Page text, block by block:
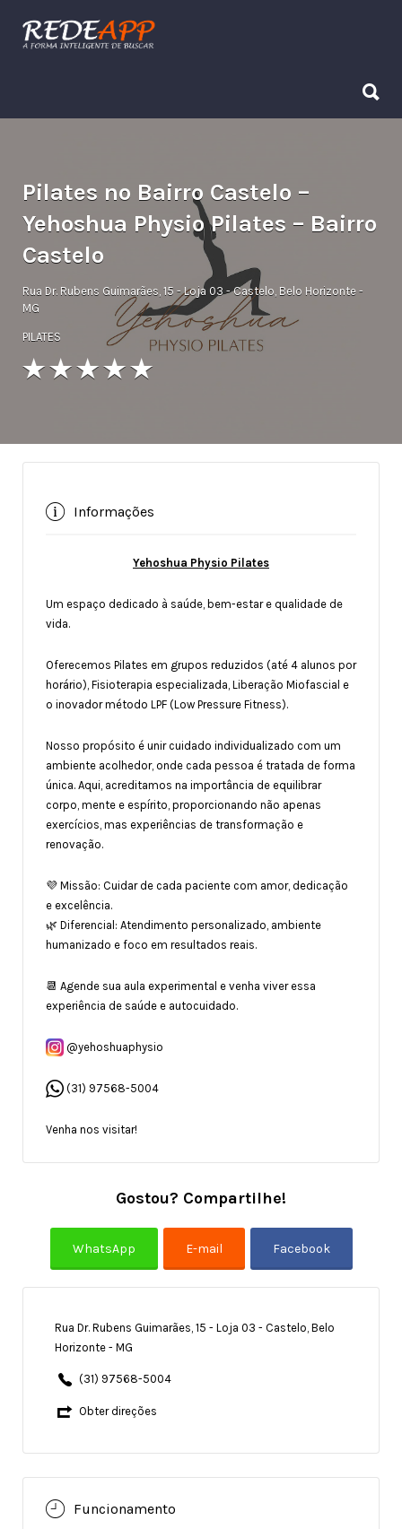
Procurar:
Pilates no Bairro Castelo –
Yehoshua Physio Pilates – Bairro
Castelo
Rua Dr. Rubens Guimarães, 15 - Loja 03 - Castelo, Belo Horizonte -
MG
PILATES
Informações
Yehoshua Physio Pilates
Um espaço dedicado à saúde, bem-estar e qualidade de
vida.
Oferecemos Pilates em grupos reduzidos (até 4 alunos por
horário), Fisioterapia especializada, Liberação Miofascial e
o inovador método LPF (Low Pressure Fitness).
Nosso propósito é unir cuidado individualizado com um
ambiente acolhedor, onde cada pessoa é tratada de forma
única. Aqui, acreditamos na importância de equilibrar
corpo, mente e espírito, proporcionando não apenas
exercícios, mas experiências de transformação e
renovação.
💜 Missão: Cuidar de cada paciente com amor, dedicação
e excelência.
🌿 Diferencial: Atendimento personalizado, ambiente
humanizado e foco em resultados reais.
📆 Agende sua aula experimental e venha viver essa
experiência de saúde e autocuidado.
@yehoshuaphysio
(31) 97568-5004
Venha nos visitar!
Gostou? Compartilhe!
Rua Dr. Rubens Guimarães, 15 - Loja 03 - Castelo, Belo
Horizonte - MG
(31) 97568-5004
Obter direções
Funcionamento